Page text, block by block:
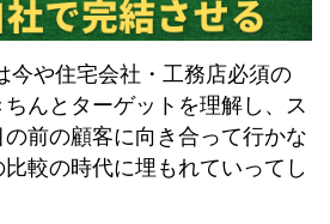
今や住宅会社・工務店必須の
んとターゲットを理解し、ス
前の顧客に向き合って行かな
較の時代に埋もれていってし